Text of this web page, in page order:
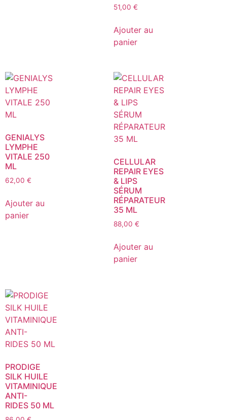
51,00 €
Ajouter au
panier
GENIALYS
LYMPHE
VITALE 250
ML
62,00 €
Ajouter au
panier
CELLULAR
REPAIR EYES
& LIPS
SÉRUM
RÉPARATEUR
35 ML
88,00 €
Ajouter au
panier
PRODIGE
SILK HUILE
VITAMINIQUE
ANTI-
RIDES 50 ML